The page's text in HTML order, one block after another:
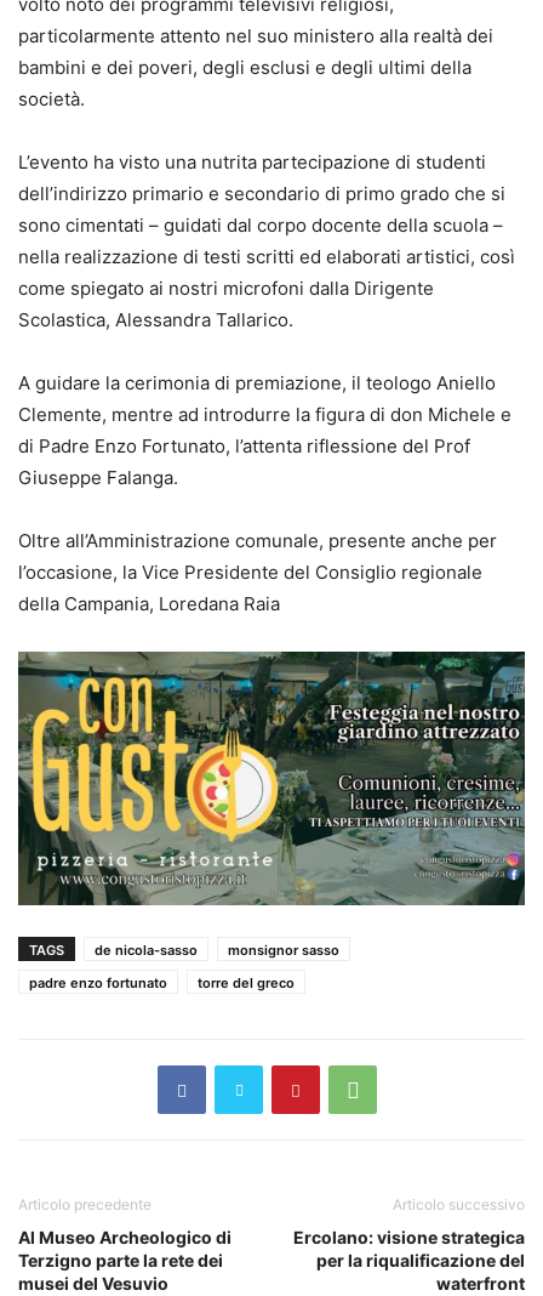
particolarmente attento nel suo ministero alla realtà dei
bambini e dei poveri, degli esclusi e degli ultimi della
società.
L’evento ha visto una nutrita partecipazione di studenti
dell’indirizzo primario e secondario di primo grado che si
sono cimentati – guidati dal corpo docente della scuola –
nella realizzazione di testi scritti ed elaborati artistici, così
come spiegato ai nostri microfoni dalla Dirigente
Scolastica, Alessandra Tallarico.
A guidare la cerimonia di premiazione, il teologo Aniello
Clemente, mentre ad introdurre la figura di don Michele e
di Padre Enzo Fortunato, l’attenta riflessione del Prof
Giuseppe Falanga.
Oltre all’Amministrazione comunale, presente anche per
l’occasione, la Vice Presidente del Consiglio regionale
della Campania, Loredana Raia
TAGS de nicola-sasso
monsignor sasso
padre enzo fortunato
torre del greco
Articolo precedente
Al Museo Archeologico di
Terzigno parte la rete dei
musei del Vesuvio
Articolo successivo
Ercolano: visione strategica
per la riqualificazione del
waterfront